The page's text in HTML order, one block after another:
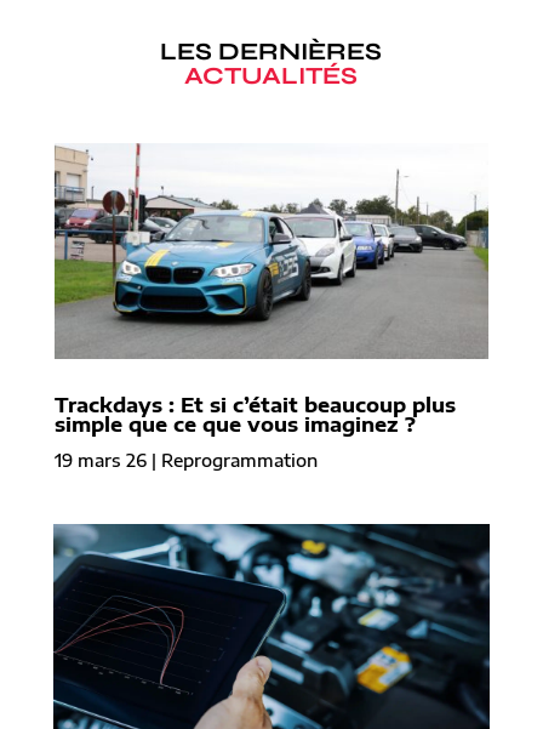
LES DERNIÈRES
ACTUALITÉS
Trackdays : Et si c’était beaucoup plus
simple que ce que vous imaginez ?
19 mars 26| Reprogrammation